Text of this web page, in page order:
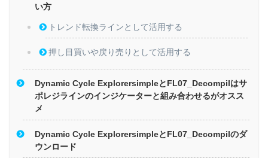
い方
トレンド転換ラインとして活用する
押し目買いや戻り売りとして活用する
Dynamic Cycle ExplorersimpleとFL07_Decompilはサ
ポレジラインのインジケーターと組み合わせるがオスス
メ
Dynamic Cycle ExplorersimpleとFL07_Decompilのダ
ウンロード